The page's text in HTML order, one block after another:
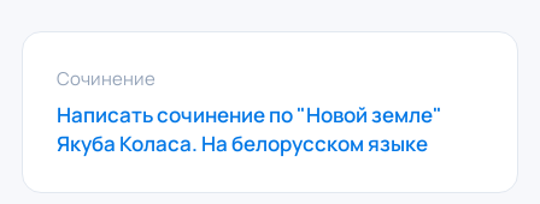
Сочинение
Написать сочинение по "Новой земле"
Якуба Коласа. На белорусском языке